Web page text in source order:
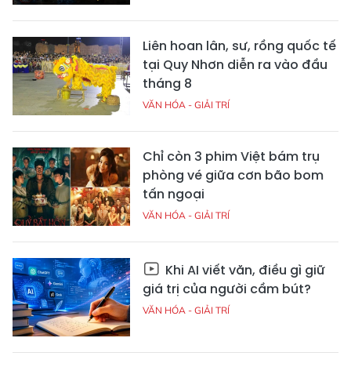
Liên hoan lân, sư, rồng quốc tế
tại Quy Nhơn diễn ra vào đầu
tháng 8
VĂN HÓA - GIẢI TRÍ
Chỉ còn 3 phim Việt bám trụ
phòng vé giữa cơn bão bom
tấn ngoại
VĂN HÓA - GIẢI TRÍ
Khi AI viết văn, điều gì giữ
giá trị của người cầm bút?
VĂN HÓA - GIẢI TRÍ